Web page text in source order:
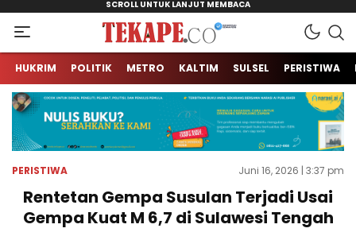
Tekape.co
Jendela Informasi Kita
HUKRIM POLITIK METRO KALTIM SULSEL PERISTIWA
PERISTIWA Juni 16, 2026 | 3:37 pm
Rentetan Gempa Susulan Terjadi Usai
Gempa Kuat M 6,7 di Sulawesi Tengah